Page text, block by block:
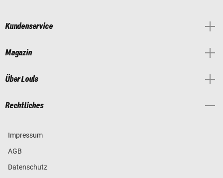
Kundenservice
Magazin
Über Louis
Rechtliches
Impressum
AGB
Datenschutz